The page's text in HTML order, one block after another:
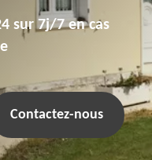
sur 7j/7 en cas
Contactez-nous